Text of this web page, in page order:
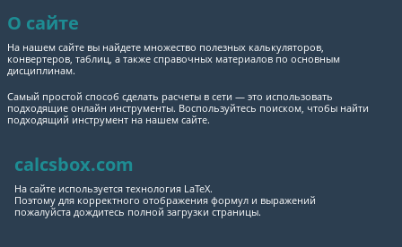
О сайте
На нашем сайте вы найдете множество полезных калькуляторов,
конвертеров, таблиц, а также справочных материалов по основным
дисциплинам.
Самый простой способ сделать расчеты в сети — это использовать
подходящие онлайн инструменты. Воспользуйтесь поиском, чтобы найти
подходящий инструмент на нашем сайте.
calcsbox.com
На сайте используется технология LaTeX.
Поэтому для корректного отображения формул и выражений
пожалуйста дождитесь полной загрузки страницы.